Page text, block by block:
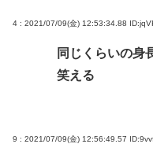
4 : 2021/07/09(金) 12:53:34.88
同じくらいの身
笑える
9 : 2021/07/09(金) 12:56:49.57